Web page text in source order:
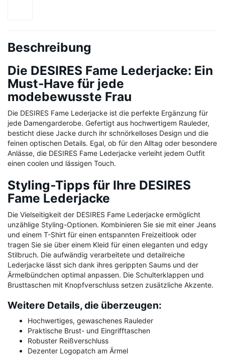
Beschreibung
Die DESIRES Fame Lederjacke: Ein
Must-Have für jede
modebewusste Frau
Die DESIRES Fame Lederjacke ist die perfekte Ergänzung für
jede Damengarderobe. Gefertigt aus hochwertigem Rauleder,
besticht diese Jacke durch ihr schnörkelloses Design und die
feinen optischen Details. Egal, ob für den Alltag oder besondere
Anlässe, die DESIRES Fame Lederjacke verleiht jedem Outfit
einen coolen und lässigen Touch.
Styling-Tipps für Ihre DESIRES
Fame Lederjacke
Die Vielseitigkeit der DESIRES Fame Lederjacke ermöglicht
unzählige Styling-Optionen. Kombinieren Sie sie mit einer Jeans
und einem T-Shirt für einen entspannten Freizeitlook oder
tragen Sie sie über einem Kleid für einen eleganten und edgy
Stilbruch. Die aufwändig verarbeitete und detailreiche
Lederjacke lässt sich dank ihres gerippten Saums und der
Ärmelbündchen optimal anpassen. Die Schulterklappen und
Brusttaschen mit Knopfverschluss setzen zusätzliche Akzente.
Weitere Details, die überzeugen:
Hochwertiges, gewaschenes Rauleder
Praktische Brust- und Eingrifftaschen
Robuster Reißverschluss
Dezenter Logopatch am Ärmel